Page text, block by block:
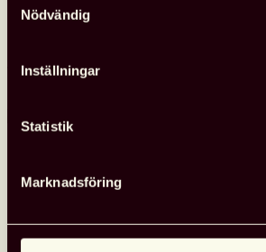
Nödvändig
Inställningar
Statistik
Marknadsföring
programpunkter
26 juni, 2026